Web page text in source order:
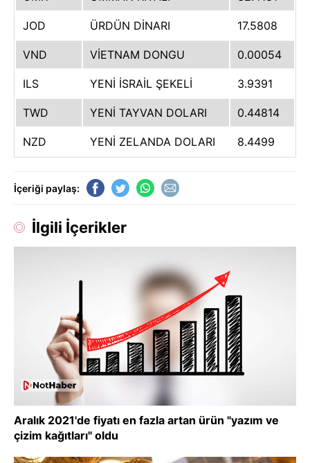
JOD ÜRDÜN DİNARI 17.5808
VND VİETNAM DONGU 0.00054
ILS YENİ İSRAİL ŞEKELİ 3.9391
TWD YENİ TAYVAN DOLARI 0.44814
NZD YENİ ZELANDA DOLARI 8.4499
İçeriği paylaş:
İlgili İçerikler
Aralık 2021'de fiyatı en fazla artan ürün "yazım ve
çizim kağıtları" oldu